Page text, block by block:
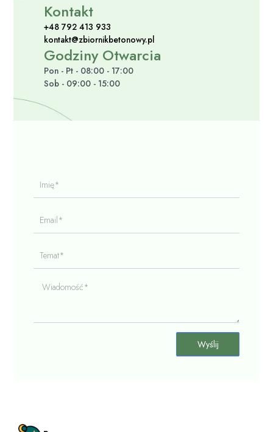
Kontakt
+48 792 413 933
kontakt@zbiornikbetonowy.pl
Godziny Otwarcia
Pon - Pt - 08:00 - 17:00
Sob - 09:00 - 15:00
Email*
Wiadomość*
Wyślij